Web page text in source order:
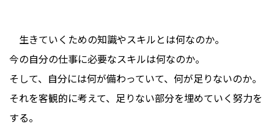
生きていくための知識やスキルとは何なのか。
今の自分の仕事に必要なスキルは何なのか。
そして、自分には何が備わっていて、何が足りないのか。
それを客観的に考えて、足りない部分を埋めていく努力を
する。